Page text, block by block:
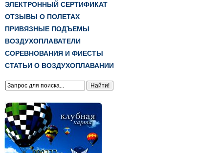
ЭЛЕКТРОННЫЙ СЕРТИФИКАТ
ОТЗЫВЫ О ПОЛЕТАХ
ПРИВЯЗНЫЕ ПОДЪЕМЫ
ВОЗДУХОПЛАВАТЕЛИ
СОРЕВНОВАНИЯ И ФИЕСТЫ
СТАТЬИ О ВОЗДУХОПЛАВАНИИ